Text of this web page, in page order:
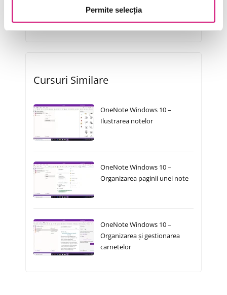
Permite selecția
Vânzări și negocieri
Cursuri Similare
OneNote Windows 10 –
Ilustrarea notelor
OneNote Windows 10 –
Organizarea paginii unei note
OneNote Windows 10 –
Organizarea și gestionarea
carnetelor